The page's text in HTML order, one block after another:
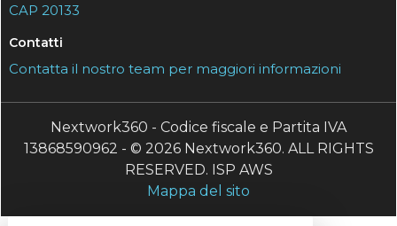
CAP 20133
Contatti
Contatta il nostro team per maggiori informazioni
Nextwork360 - Codice fiscale e Partita IVA
13868590962 - © 2026 Nextwork360. ALL RIGHTS
RESERVED. ISP AWS
Mappa del sito